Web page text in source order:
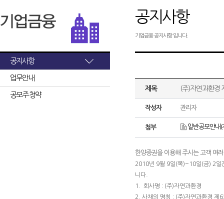
공지사항
업무안내
공모주 청약
공지사항
기업금융 공지사항 입니다.
제목 (주)자연과환경
작성자 관리자
첨부 일반공모안내
한양증권을 이용해 주시는 고객 여
2010년 9월 9일(목)~10일(금) 2일
니다.
1. 회사명 : (주)자연과환경
2. 사채의 명칭 : (주)자연과환경 제